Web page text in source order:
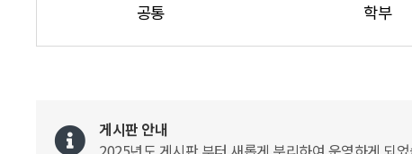
공통 학부
게시판 안내